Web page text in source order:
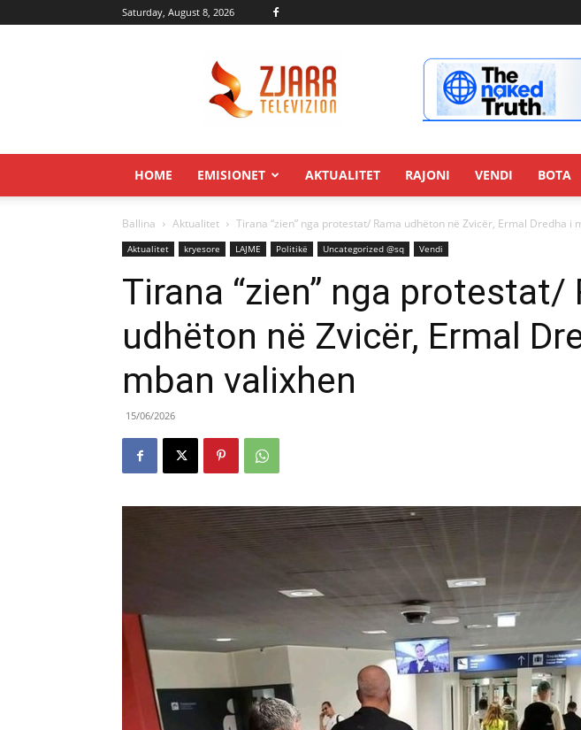
Saturday, August 8, 2026
HOME EMISIONET AKTUALITET RAJONI VENDI BOTA
Ballina Aktualitet Tirana “zien” nga protestat/ Rama udhëton në Zvicër, Ermal Dredha i
Aktualitet kryesore LAJME Politikë Uncategorized @sq Vendi
Tirana “zien” nga protestat/
udhëton në Zvicër, Ermal
mban valixhen
15/06/2026